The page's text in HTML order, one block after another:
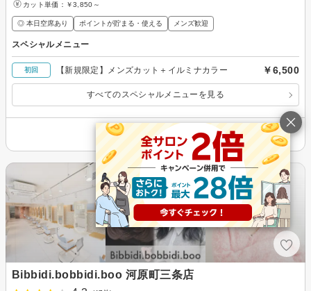
カット単価： ￥3,850～
◎ 本日空席あり ポイントが貯まる・使える メンズ歓迎
スペシャルメニュー
初回 【新規限定】メンズカット＋イルミナカラー ￥6,500
すべてのスペシャルメニューを見る
その他の情報を表示
Bibbidi.bobbidi.boo 河原町三条店